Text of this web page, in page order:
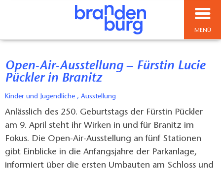
MENÜ
Open-Air-Ausstellung – Fürstin Lucie
Pückler in Branitz
Kinder und Jugendliche , Ausstellung
Anlässlich des 250. Geburtstags der Fürstin Pückler
am 9. April steht ihr Wirken in und für Branitz im
Fokus. Die Open-Air-Ausstellung an fünf Stationen
gibt Einblicke in die Anfangsjahre der Parkanlage,
informiert über die ersten Umbauten am Schloss und